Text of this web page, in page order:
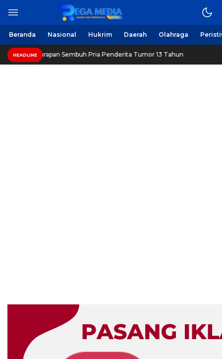
Regamedianews.com
Berita Harian Online
Beranda Nasional Hukrim Daerah Olahraga
HEADLINE
Harapan Sembuh Pria Penderita Tumor 13 Tahun